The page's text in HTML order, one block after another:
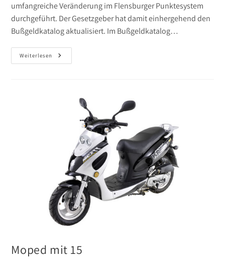
umfangreiche Veränderung im Flensburger Punktesystem
durchgeführt. Der Gesetzgeber hat damit einhergehend den
Bußgeldkatalog aktualisiert. Im Bußgeldkatalog…
Weiterlesen Bußgeldkatalog
Und
Moped mit 15